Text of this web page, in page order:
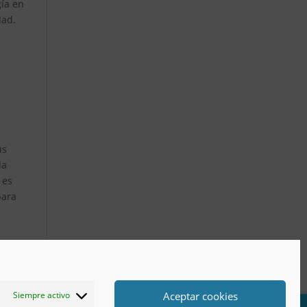
Siempre activo Aceptar cookies
en